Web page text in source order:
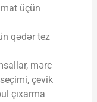
üçün
qədər tez
mərc
çevik
çıxarma